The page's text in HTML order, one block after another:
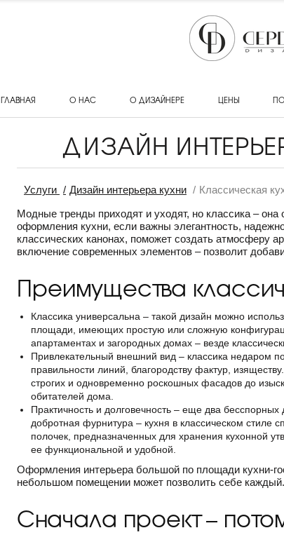
ГЛАВНАЯ О НАС О ДИЗАЙНЕРЕ ЦЕНЫ
ДИЗАЙН
Услуги Дизайн интерьера кухни
Классическая
Модные тренды приходят и уходят, но классика – она
оформления кухни, если важны элегантность,
классических канонах, поможет создать атмосферу
включение современных элементов – позволит
Преимущества
Классика универсальна – такой дизайн можно
площади, имеющих простую или сложную
апартаментах и загородных домах – везде
Привлекательный внешний вид – классика недаром
правильности линий, благородству фактур,
строгих и одновременно роскошных фасадов до
обитателей дома.
Практичность и долговечность – еще два
добротная фурнитура – кухня в классическом стиле
полочек, предназначенных для хранения кухонной
ее функциональной и удобной.
Оформления интерьера большой по площади кухни-
небольшом помещении может позволить себе
Сначала проект –